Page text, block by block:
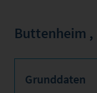
Buttenheim ,
Grunddaten